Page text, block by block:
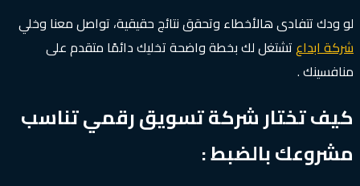
لو ودك تتفادى هالأخطاء وتحقق نتائج حقيقية، تواصل معنا وخلي
شركة ابداعتشتغل لك بخطة واضحة تخليك دائمًا متقدم على
منافسينك .
كيف تختار شركة تسويق رقمي تناسب
مشروعك بالضبط :